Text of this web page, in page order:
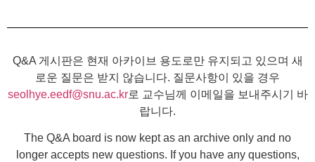
Q&A 게시판은 현재 아카이브 용도로만 유지되고 있으며 새
로운 질문은 받지 않습니다. 질문사항이 있을 경우
seolhye.eedf@snu.ac.kr로 교수님께 이메일을 보내주시기 바
랍니다.
The Q&A board is now kept as an archive only and no
longer accepts new questions. If you have any questions,